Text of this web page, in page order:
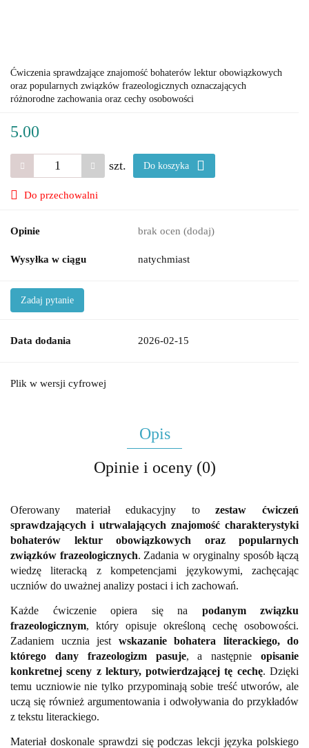
Ćwiczenia sprawdzające znajomość bohaterów lektur obowiązkowych
oraz popularnych związków frazeologicznych oznaczających
różnorodne zachowania oraz cechy osobowości
5.00
szt. Do koszyka
Do przechowalni
Opinie brak ocen (dodaj)
Wysyłka w ciągu natychmiast
Zadaj pytanie
Data dodania 2026-02-15
Plik w wersji cyfrowej
Opis
Opinie i oceny (0)
Oferowany materiał edukacyjny tozestaw ćwiczeń
sprawdzających i utrwalających znajomość charakterystyki
bohaterów lektur obowiązkowych oraz popularnych
związków frazeologicznych. Zadania w oryginalny sposób łączą
wiedzę literacką z kompetencjami językowymi, zachęcając
uczniów do uważnej analizy postaci i ich zachowań.
Każde ćwiczenie opiera się na podanym związku
frazeologicznym, który opisuje określoną cechę osobowości.
Zadaniem ucznia jest wskazanie bohatera literackiego, do
którego dany frazeologizm pasuje, a następnie opisanie
konkretnej sceny z lektury, potwierdzającej tę cechę. Dzięki
temu uczniowie nie tylko przypominają sobie treść utworów, ale
uczą się również argumentowania i odwoływania do przykładów
z tekstu literackiego.
Materiał doskonale sprawdzi się podczas lekcji języka polskiego